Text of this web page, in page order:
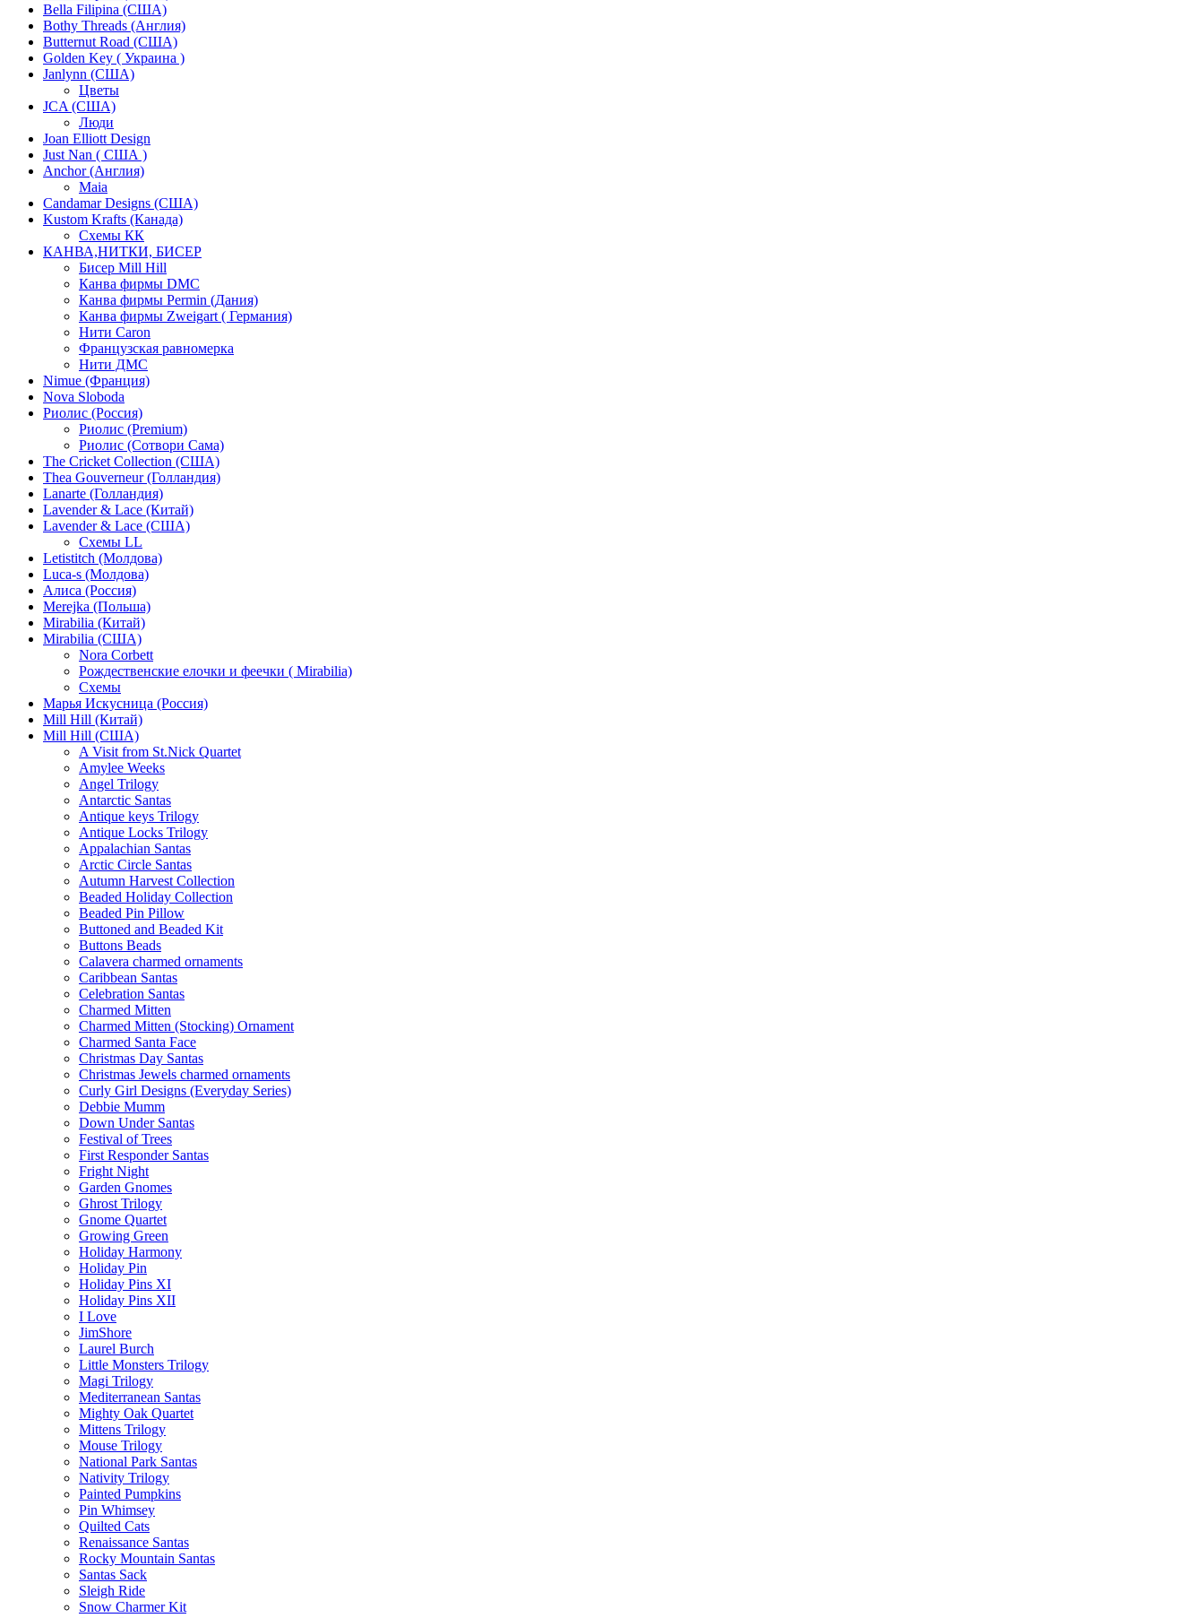
Bella Filipina (США)
Bothy Threads (Англия)
Butternut Road (США)
Golden Key ( Украина )
Janlynn (США)
Цветы
JCA (США)
Люди
Joan Elliott Design
Just Nan ( США )
Anchor (Англия)
Maia
Candamar Designs (США)
Kustom Krafts (Канада)
Схемы КК
КАНВА,НИТКИ, БИСЕР
Бисер Mill Hill
Канва фирмы DMC
Канва фирмы Permin (Дания)
Канва фирмы Zweigart ( Германия)
Нити Caron
Французская равномерка
Нити ДМС
Nimue (Франция)
Nova Sloboda
Риолис (Россия)
Риолис (Premium)
Риолис (Сотвори Сама)
The Cricket Collection (США)
Thea Gouverneur (Голландия)
Lanarte (Голландия)
Lavender & Lace (Китай)
Lavender & Lace (США)
Схемы LL
Letistitch (Молдова)
Luca-s (Молдова)
Алиса (Россия)
Merejka (Польша)
Mirabilia (Китай)
Mirabilia (США)
Nora Corbett
Рождественские елочки и феечки ( Mirabilia)
Схемы
Марья Искусница (Россия)
Mill Hill (Китай)
Mill Hill (США)
A Visit from St.Nick Quartet
Amylee Weeks
Angel Trilogy
Antarctic Santas
Antique keys Trilogy
Antique Locks Trilogy
Appalachian Santas
Arctic Circle Santas
Autumn Harvest Collection
Beaded Holiday Collection
Beaded Pin Pillow
Buttoned and Beaded Kit
Buttons Beads
Calavera charmed ornaments
Caribbean Santas
Celebration Santas
Charmed Mitten
Charmed Mitten (Stocking) Ornament
Charmed Santa Face
Christmas Day Santas
Christmas Jewels charmed ornaments
Curly Girl Designs (Everyday Series)
Debbie Mumm
Down Under Santas
Festival of Trees
First Responder Santas
Fright Night
Garden Gnomes
Ghrost Trilogy
Gnome Quartet
Growing Green
Holiday Harmony
Holiday Pin
Holiday Pins XI
Holiday Pins XII
I Love
JimShore
Laurel Burch
Little Monsters Trilogy
Magi Trilogy
Mediterranean Santas
Mighty Oak Quartet
Mittens Trilogy
Mouse Trilogy
National Park Santas
Nativity Trilogy
Painted Pumpkins
Pin Whimsey
Quilted Cats
Renaissance Santas
Rocky Mountain Santas
Santas Sack
Sleigh Ride
Snow Charmer Kit